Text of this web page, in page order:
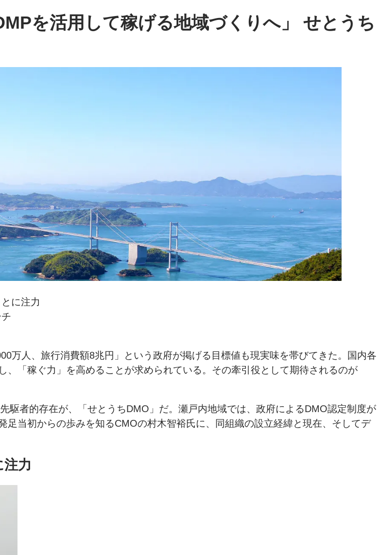
を活用して稼げる地域づくりへ」 せとうち
に注力
万人、旅行消費額8兆円」という政府が掲げる目標値も現実味を帯びてきた。国内各
「稼ぐ力」を高めることが求められている。その牽引役として期待されるのが
駆者的存在が、「せとうちDMO」だ。瀬戸内地域では、政府によるDMO認定制度が
当初からの歩みを知るCMOの村木智裕氏に、同組織の設立経緯と現在、そしてデ
力